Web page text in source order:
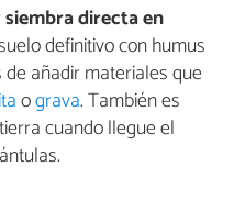
siembra directa en
definitivo con humus
añadir materiales que
ograva. También es
cuando llegue el